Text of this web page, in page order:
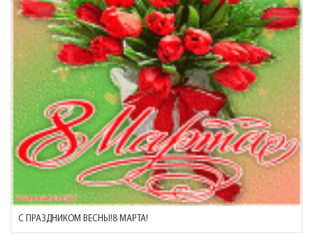
С ПРАЗДНИКОМ ВЕСНЫ!8 МАРТА!